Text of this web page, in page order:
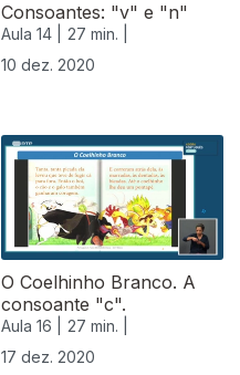
Consoantes: "v" e "n"
Aula 14 |
27 min. |
10 dez. 2020
O Coelhinho Branco. A
consoante "c".
Aula 16 |
27 min. |
17 dez. 2020